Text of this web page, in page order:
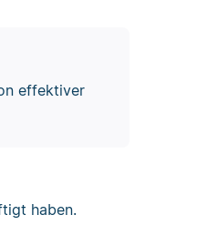
effektiver
haben.